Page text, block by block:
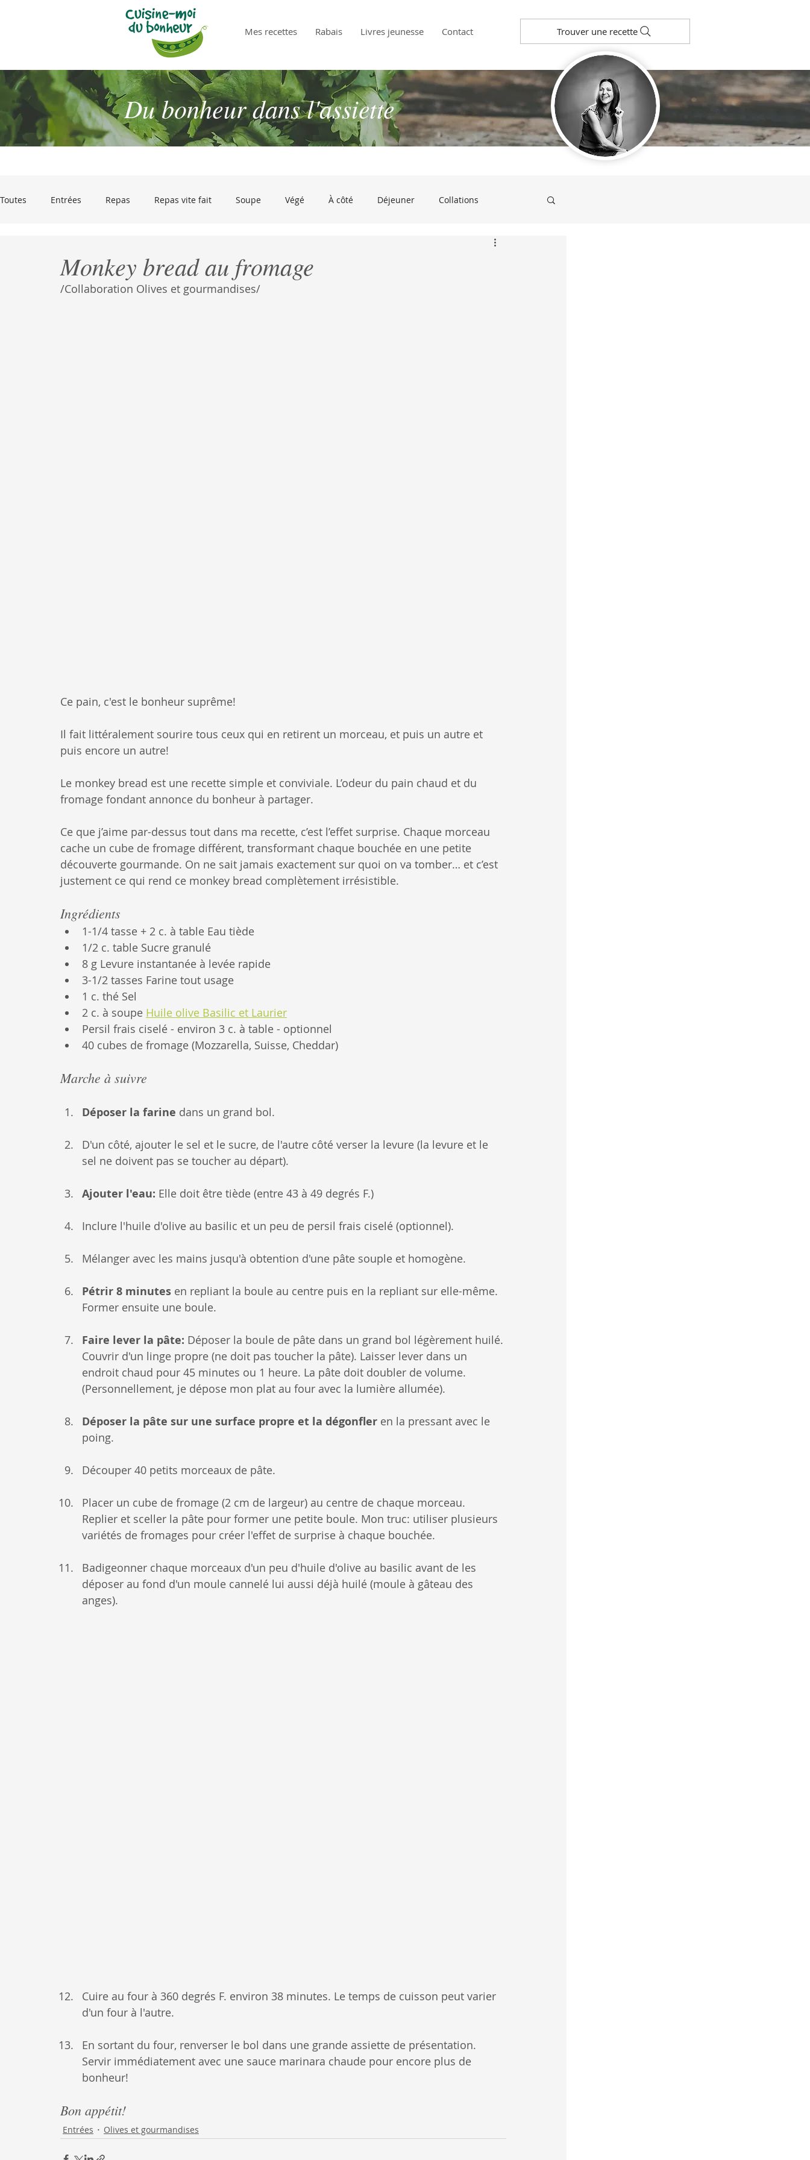
Mes recettes Rabais Livres jeunesse Contact Trouver une recette
Du bonheur dans l'assiette
Toutes Entrées Repas Repas vite fait Soupe Végé À côté Déjeuner Collations
À croquer de rire
Monkey bread au fromage
/Collaboration Olives et gourmandises/
Ce pain, c'est le bonheur suprême!
Il fait littéralement sourire tous ceux qui en retirent un morceau, et puis un autre et
puis encore un autre!
Le monkey bread est une recette simple et conviviale. L’odeur du pain chaud et du
fromage fondant annonce du bonheur à partager.
Ce que j’aime par-dessus tout dans ma recette, c’est l’effet surprise. Chaque morceau
cache un cube de fromage différent, transformant chaque bouchée en une petite
découverte gourmande. On ne sait jamais exactement sur quoi on va tomber… et c’est
justement ce qui rend ce monkey bread complètement irrésistible.
Ingrédients
1-1/4 tasse + 2 c. à table Eau tiède
1/2 c. table Sucre granulé
8 g Levure instantanée à levée rapide
3-1/2 tasses Farine tout usage
1 c. thé Sel
2 c. à soupe Huile olive Basilic et Laurier
Persil frais ciselé - environ 3 c. à table - optionnel
40 cubes de fromage (Mozzarella, Suisse, Cheddar)
Marche à suivre
Déposer la farine dans un grand bol.
D'un côté, ajouter le sel et le sucre, de l'autre côté verser la levure (la levure et le
sel ne doivent pas se toucher au départ).
Ajouter l'eau: Elle doit être tiède (entre 43 à 49 degrés F.)
Inclure l'huile d'olive au basilic et un peu de persil frais ciselé (optionnel).
Mélanger avec les mains jusqu'à obtention d'une pâte souple et homogène.
Pétrir 8 minutes en repliant la boule au centre puis en la repliant sur elle-même.
Former ensuite une boule.
Faire lever la pâte: Déposer la boule de pâte dans un grand bol légèrement huilé.
Couvrir d'un linge propre (ne doit pas toucher la pâte). Laisser lever dans un
endroit chaud pour 45 minutes ou 1 heure. La pâte doit doubler de volume.
(Personnellement, je dépose mon plat au four avec la lumière allumée).
Déposer la pâte sur une surface propre et la dégonfler en la pressant avec le
poing.
Découper 40 petits morceaux de pâte.
Placer un cube de fromage (2 cm de largeur) au centre de chaque morceau.
Replier et sceller la pâte pour former une petite boule. Mon truc: utiliser plusieurs
variétés de fromages pour créer l'effet de surprise à chaque bouchée.
Badigeonner chaque morceaux d'un peu d'huile d'olive au basilic avant de les
déposer au fond d'un moule cannelé lui aussi déjà huilé (moule à gâteau des
anges).
Cuire au four à 360 degrés F. environ 38 minutes. Le temps de cuisson peut varier
d'un four à l'autre.
En sortant du four, renverser le bol dans une grande assiette de présentation.
Servir immédiatement avec une sauce marinara chaude pour encore plus de
bonheur!
Bon appétit!
Entrées Olives et gourmandises